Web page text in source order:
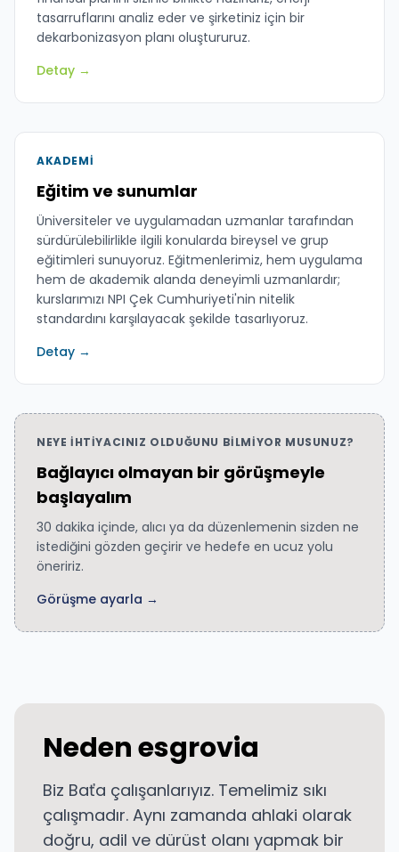
tasarruflarını analiz eder ve şirketiniz için bir
dekarbonizasyon planı oluştururuz.
Detay →
AKADEMI
Eğitim ve sunumlar
Üniversiteler ve uygulamadan uzmanlar tarafından
sürdürülebilirlikle ilgili konularda bireysel ve grup
eğitimleri sunuyoruz. Eğitmenlerimiz, hem uygulama
hem de akademik alanda deneyimli uzmanlardır;
kurslarımızı NPI Çek Cumhuriyeti'nin nitelik
standardını karşılayacak şekilde tasarlıyoruz.
Detay →
NEYE IHTIYACINIZ OLDUĞUNU BILMIYOR MUSUNUZ?
Bağlayıcı olmayan bir görüşmeyle
başlayalım
30 dakika içinde, alıcı ya da düzenlemenin sizden ne
istediğini gözden geçirir ve hedefe en ucuz yolu
öneririz.
Görüşme ayarla →
Neden esgrovia
Biz Baťa çalışanlarıyız. Temelimiz sıkı
çalışmadır. Aynı zamanda ahlaki olarak
doğru, adil ve dürüst olanı yapmak bir